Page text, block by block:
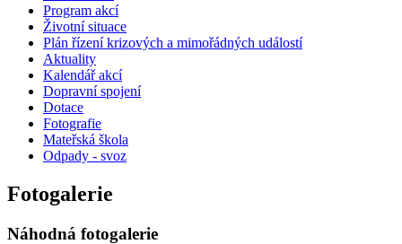
Program akcí
Životní situace
Plán řízení krizových a mimořádných událostí
Aktuality
Kalendář akcí
Dopravní spojení
Dotace
Fotografie
Mateřská škola
Odpady - svoz
Fotogalerie
Náhodná fotogalerie